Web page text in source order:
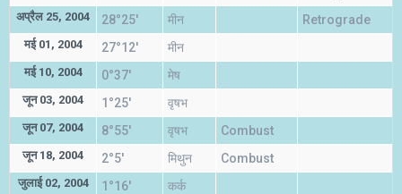
अप्रैल 25, 2004 28°25' मीन Retrograde
मई 01, 2004 27°12' मीन
मई 10, 2004 0°37' मेष
जून 03, 2004 1°25' वृषभ
जून 07, 2004 8°55' वृषभ Combust
जून 18, 2004 2°5' मिथुन Combust
जुलाई 02, 2004 1°16' कर्क